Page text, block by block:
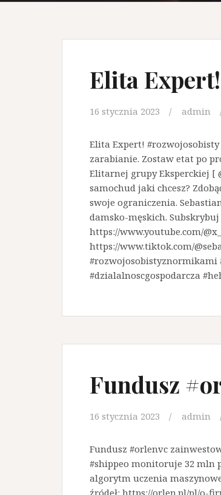
Elita
16 stycznia 2023 admin
Elita Expert!
zarabianie. Zostaw etat po
Elitarnej grupy Eksperckiej [
samochud jaki chcesz?
swoje ograniczenia.
damsko-męskich.
https://www.youtube.com/
https://www.tiktok.com/
#rozwojosobistyznormikami
#dzialalnoscgospodarcza
Fundusz
16 stycznia 2023 admin
Fundusz #orlenvc
#shippeo monitoruje 32 mln
algorytm uczenia
źródeł: https://orlen.pl/pl/o-